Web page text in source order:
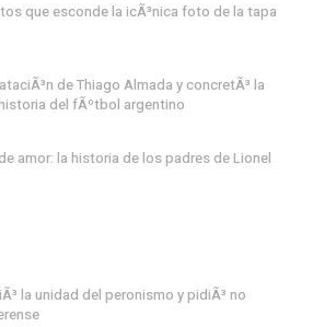
que esconde la icÃ³nica foto de la tapa
de Thiago Almada y concretÃ³ la
del fÃºtbol argentino
amor: la historia de los padres de Lionel
la unidad del peronismo y pidiÃ³ no